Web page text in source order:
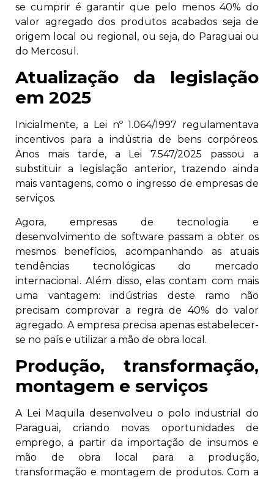
se cumprir é garantir que pelo menos 40% do
valor agregado dos produtos acabados seja de
origem local ou regional, ou seja, do Paraguai ou
do Mercosul.
Atualização da legislação
em 2025
Inicialmente, a Lei nº 1.064/1997 regulamentava
incentivos para a indústria de bens corpóreos.
Anos mais tarde, a Lei 7.547/2025 passou a
substituir a legislação anterior, trazendo ainda
mais vantagens, como o ingresso de empresas de
serviços.
Agora, empresas de tecnologia e
desenvolvimento de software passam a obter os
mesmos benefícios, acompanhando as atuais
tendências tecnológicas do mercado
internacional. Além disso, elas contam com mais
uma vantagem: indústrias deste ramo não
precisam comprovar a regra de 40% do valor
agregado. A empresa precisa apenas estabelecer-
se no país e utilizar a mão de obra local.
Produção, transformação,
montagem e serviços
A Lei Maquila desenvolveu o polo industrial do
Paraguai, criando novas oportunidades de
emprego, a partir da importação de insumos e
mão de obra local para a produção,
transformação e montagem de produtos. Com a